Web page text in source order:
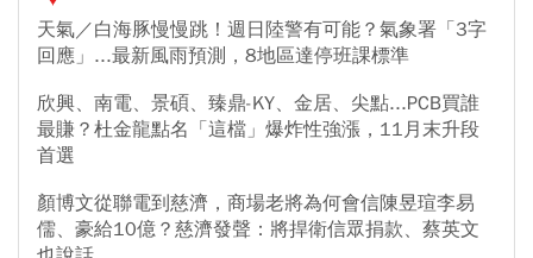
天氣／白海豚慢慢跳！週日陸警有可能？氣象署「3字
回應」...最新風雨預測，8地區達停班課標準
欣興、南電、景碩、臻鼎-KY、金居、尖點...PCB買誰
最賺？杜金龍點名「這檔」爆炸性強漲，11月末升段
首選
顏博文從聯電到慈濟，商場老將為何會信陳昱瑄李易
儒、豪給10億？慈濟發聲：將捍衛信眾捐款、蔡英文